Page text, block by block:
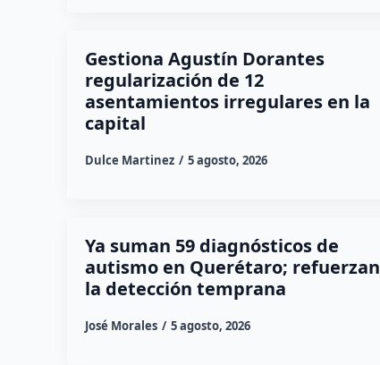
Gestiona Agustín Dorantes
regularización de 12
asentamientos irregulares en la
capital
Dulce Martinez 5 agosto, 2026
Ya suman 59 diagnósticos de
autismo en Querétaro; refuerzan
la detección temprana
José Morales 5 agosto, 2026